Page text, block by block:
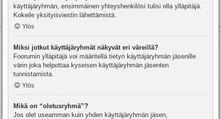
käyttäjäryhmän, ensimmäinen yhteyshenkilösi tulisi olla ylläpitäjä.
Kokeile yksityisviestin lähettämistä.
Ylös
Miksi jotkut käyttäjäryhmät näkyvät eri väreillä?
Foorumin ylläpitäjä voi määritellä tietyn käyttäjäryhmän jäsenille
värin joka helpottaa kyseisen käyttäjäryhmän jäsenten
tunnistamista.
Ylös
Mikä on “oletusryhmä”?
Jos olet useamman kuin yhden käyttäjäryhmän jäsen,